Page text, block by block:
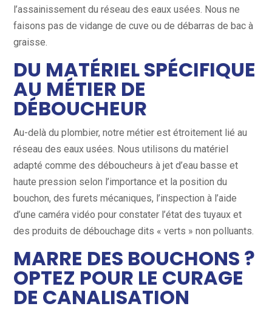
l’assainissement du réseau des eaux usées. Nous ne
faisons pas de vidange de cuve ou de débarras de bac à
graisse.
DU MATÉRIEL SPÉCIFIQUE
AU MÉTIER DE
DÉBOUCHEUR
Au-delà du plombier, notre métier est étroitement lié au
réseau des eaux usées. Nous utilisons du matériel
adapté comme des déboucheurs à jet d’eau basse et
haute pression selon l’importance et la position du
bouchon, des furets mécaniques, l’inspection à l’aide
d’une caméra vidéo pour constater l’état des tuyaux et
des produits de débouchage dits « verts » non polluants.
MARRE DES BOUCHONS ?
OPTEZ POUR LE CURAGE
DE CANALISATION